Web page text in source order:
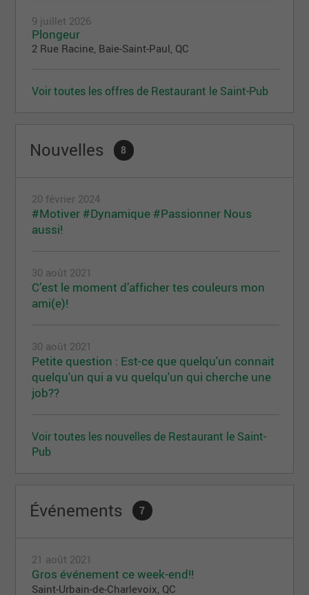
9 juillet 2026
Plongeur
2 Rue Racine, Baie-Saint-Paul, QC
Voir toutes les offres de Restaurant le Saint-Pub
Nouvelles 8
20 février 2024
#Motiver #Dynamique #Passionner Nous
aussi!
30 août 2021
C’est le moment d’afficher tes couleurs mon
ami(e)!
30 août 2021
Petite question : Est-ce que quelqu'un connait
quelqu'un qui a vu quelqu'un qui cherche une
job??
Voir toutes les nouvelles de Restaurant le Saint-
Pub
Événements 7
21 août 2021
Gros événement ce week-end!!
Saint-Urbain-de-Charlevoix, QC